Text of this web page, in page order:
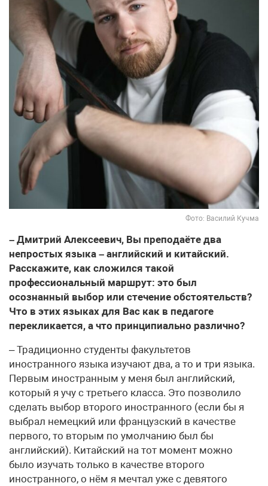
Фото: Василий Кучма
– Дмитрий Алексеевич, Вы преподаёте два
непростых языка – английский и китайский.
Расскажите, как сложился такой
профессиональный маршрут: это был
осознанный выбор или стечение обстоятельств?
Что в этих языках для Вас как в педагоге
перекликается, а что принципиально различно?
– Традиционно студенты факультетов
иностранного языка изучают два, а то и три языка.
Первым иностранным у меня был английский,
который я учу с третьего класса. Это позволило
сделать выбор второго иностранного (если бы я
выбрал немецкий или французский в качестве
первого, то вторым по умолчанию был бы
английский). Китайский на тот момент можно
было изучать только в качестве второго
иностранного, о нём я мечтал уже с девятого